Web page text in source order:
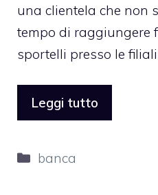
una clientela che non
tempo di raggiungere
sportelli presso le
Leggi tutto
Categorie
banca